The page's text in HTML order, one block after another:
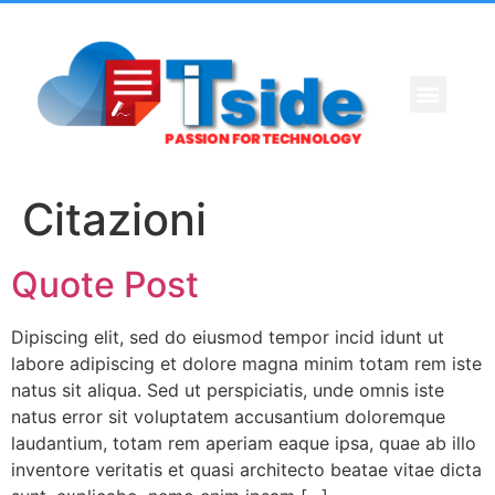
Citazioni
Quote Post
Dipiscing elit, sed do eiusmod tempor incid idunt ut
labore adipiscing et dolore magna minim totam rem iste
natus sit aliqua. Sed ut perspiciatis, unde omnis iste
natus error sit voluptatem accusantium doloremque
laudantium, totam rem aperiam eaque ipsa, quae ab illo
inventore veritatis et quasi architecto beatae vitae dicta